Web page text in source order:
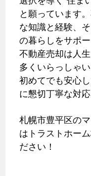
と願っています
な知識と経験、
の暮らしをサポー
不動産売却は人
多くいらっしゃい
初めてでも安心
に懇切丁寧な対
札幌市豊平区の
はトラストホー
ださい！